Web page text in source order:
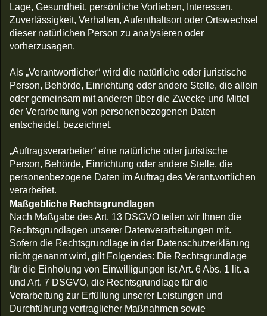
Lage, Gesundheit, persönliche Vorlieben, Interessen,
Zuverlässigkeit, Verhalten, Aufenthaltsort oder Ortswechsel
dieser natürlichen Person zu analysieren oder
vorherzusagen.
Als „Verantwortlicher“ wird die natürliche oder juristische
Person, Behörde, Einrichtung oder andere Stelle, die allein
oder gemeinsam mit anderen über die Zwecke und Mittel
der Verarbeitung von personenbezogenen Daten
entscheidet, bezeichnet.
„Auftragsverarbeiter“ eine natürliche oder juristische
Person, Behörde, Einrichtung oder andere Stelle, die
personenbezogene Daten im Auftrag des Verantwortlichen
verarbeitet.
Maßgebliche Rechtsgrundlagen
Nach Maßgabe des Art. 13 DSGVO teilen wir Ihnen die
Rechtsgrundlagen unserer Datenverarbeitungen mit.
Sofern die Rechtsgrundlage in der Datenschutzerklärung
nicht genannt wird, gilt Folgendes: Die Rechtsgrundlage
für die Einholung von Einwilligungen ist Art. 6 Abs. 1 lit. a
und Art. 7 DSGVO, die Rechtsgrundlage für die
Verarbeitung zur Erfüllung unserer Leistungen und
Durchführung vertraglicher Maßnahmen sowie